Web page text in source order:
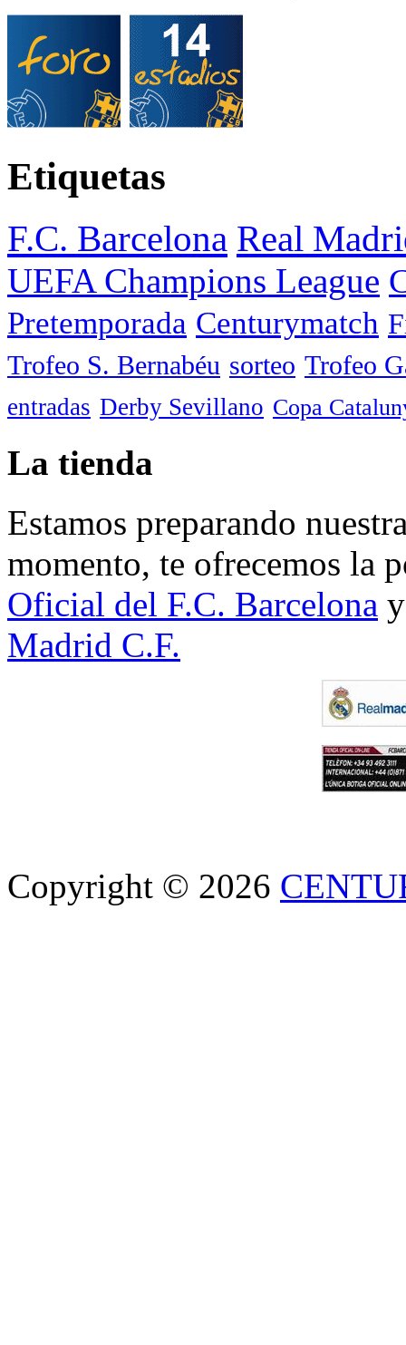
Etiquetas
F.C. Barcelona Real
UEFA Champions League
Pretemporada Centurymatch
Trofeo S. Bernabéu sorteo Trofeo
entradas Derby Sevillano Copa
La tienda
Estamos preparando
momento, te ofrecemos la
Oficial del F.C. Barcelona
Madrid C.F.
Copyright © 2026